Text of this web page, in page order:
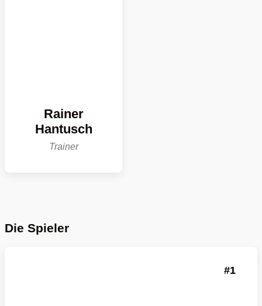
Rainer
Hantusch
Trainer
Die Spieler
1